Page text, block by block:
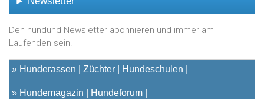
Den hundund Newsletter abonnieren und immer am
Laufenden sein.
» Hunderassen Züchter Hundeschulen
» Hundemagazin Hundeforum